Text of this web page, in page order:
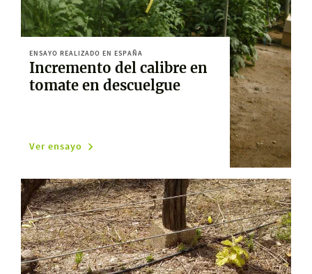
ENSAYO REALIZADO EN ESPAÑA
Incremento del calibre en
tomate en descuelgue
Ver ensayo